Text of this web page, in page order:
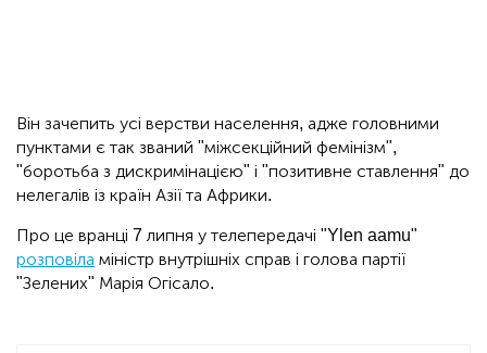
Він зачепить усі верстви населення, адже головними
пунктами є так званий "міжсекційний фемінізм",
"боротьба з дискримінацією" і "позитивне ставлення" до
нелегалів із країн Азії та Африки.
Про це вранці 7 липня у телепередачі "Ylen aamu"
розповіла міністр внутрішніх справ і голова партії
"Зелених" Марія Огісало.